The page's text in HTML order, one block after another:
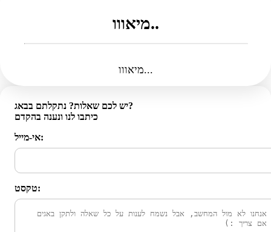
מיאווו..
מיאווו...
יש לכם שאלות? נתקלתם בבאג?
כיתבו לנו ונענה בהקדם
אי-מייל:
טקסט: